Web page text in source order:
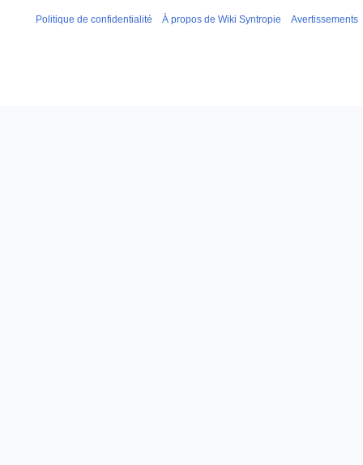
Politique de confidentialité À propos de Wiki Syntropie Avertissements